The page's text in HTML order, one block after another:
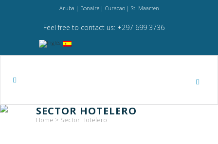
Aruba | Bonaire | Curacao | St. Maarten
Feel free to contact us: +297 699 3736
SECTOR HOTELERO
Home > Sector Hotelero